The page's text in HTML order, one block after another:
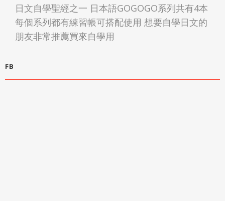
日文自學聖經之一 日本語GOGOGO系列共有4本
每個系列都有練習帳可搭配使用 想要自學日文的
朋友非常推薦買來自學用
FB